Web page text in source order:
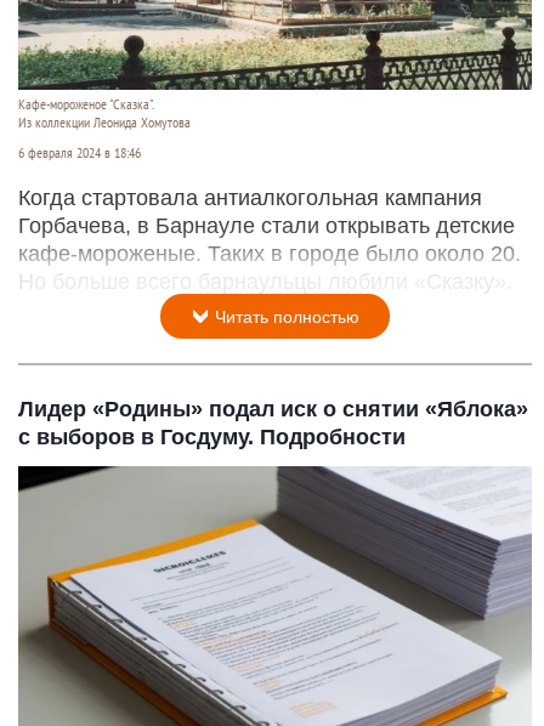
Кафе-мороженое "Сказка".
Из коллекции Леонида Хомутова
6 февраля 2024 в 18:46
Когда стартовала антиалкогольная кампания
Горбачева, в Барнауле стали открывать детские
кафе-мороженые. Таких в городе было около 20.
Но больше всего барнаульцы любили «Сказку».
Читать полностью
Лидер «Родины» подал иск о снятии «Яблока»
с выборов в Госдуму. Подробности